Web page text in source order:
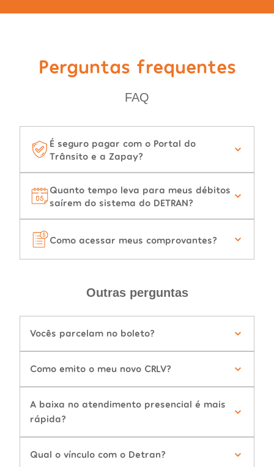
Perguntas frequentes
FAQ
É seguro pagar com o Portal do
Trânsito e a Zapay?
Quanto tempo leva para meus débitos
saírem do sistema do DETRAN?
Como acessar meus comprovantes?
Outras perguntas
Vocês parcelam no boleto?
Como emito o meu novo CRLV?
A baixa no atendimento presencial é mais
rápida?
Qual o vínculo com o Detran?